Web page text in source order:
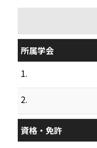
所属学会
1.
2.
資格・免許